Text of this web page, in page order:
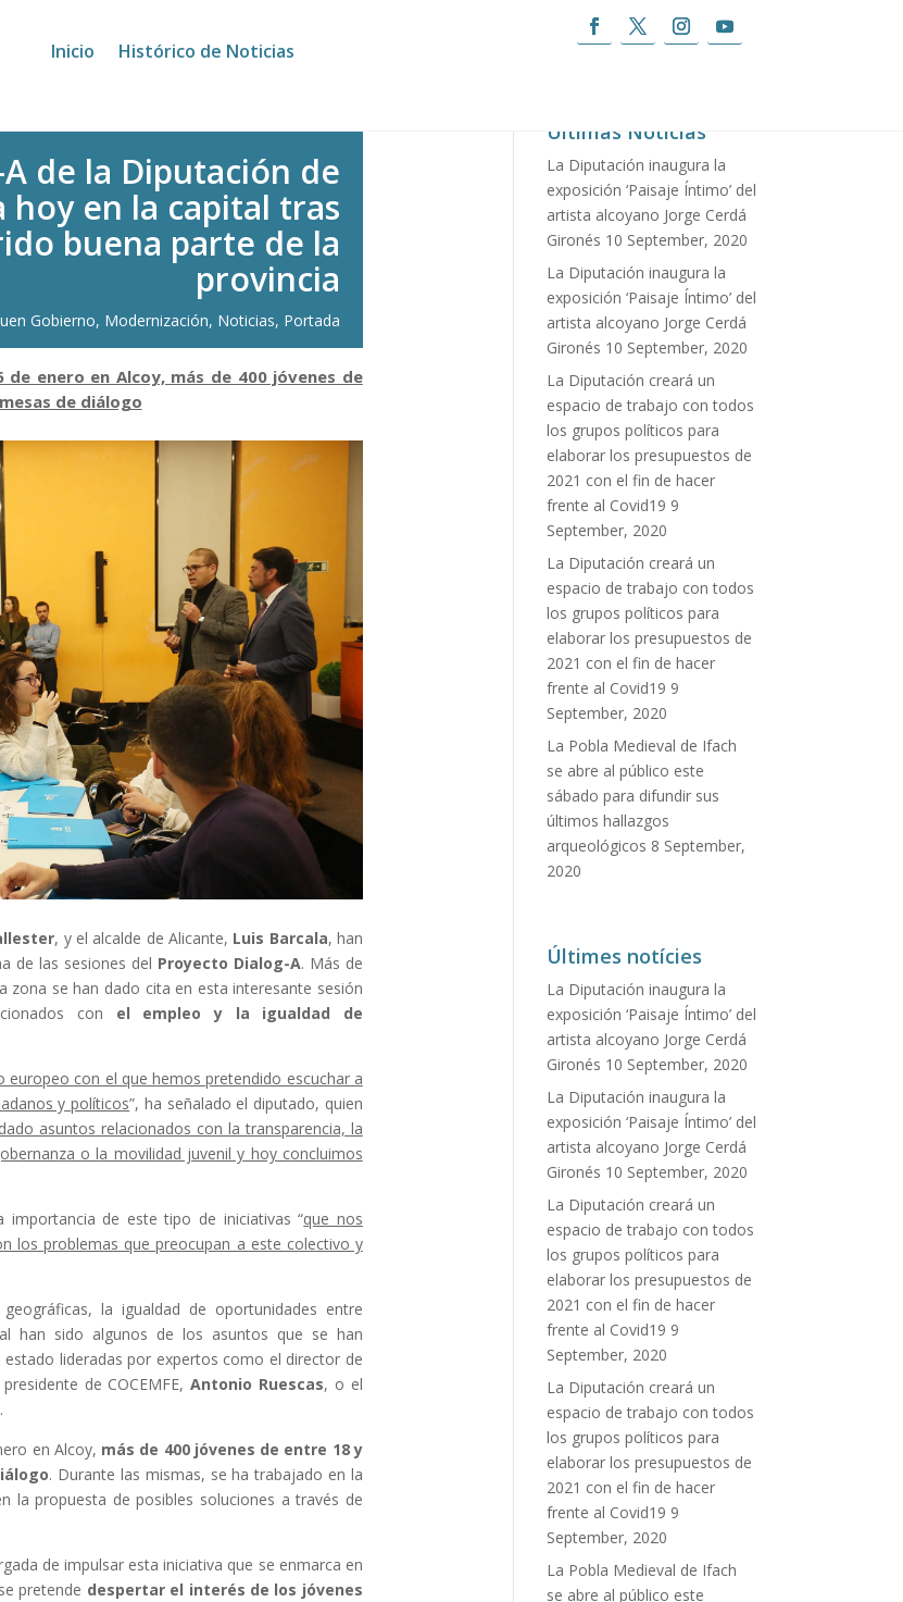
Inicio Histórico de Noticias
de Alicante culmina hoy en la capital tras haber recorrido buena parte de la provincia
de la Diputación de
en la capital tras
buena parte de la
provincia
Gobierno, Modernización, Noticias, Portada
enero en Alcoy, más de 400 jóvenes de
de diálogo
, y el alcalde de Alicante, Luis Barcala, han
de las sesiones del Proyecto Dialog-A. Más de
zona se han dado cita en esta interesante sesión
con el empleo y la igualdad de
con el que hemos pretendido escuchar a
y políticos”, ha señalado el diputado, quien
asuntos relacionados con la transparencia, la
o la movilidad juvenil y hoy concluimos
de este tipo de iniciativas “que nos
los problemas que preocupan a este colectivo y
la igualdad de oportunidades entre
han sido algunos de los asuntos que se han
lideradas por expertos como el director de
de COCEMFE,Antonio Ruescas, o el
.
en Alcoy, más de 400 jóvenes de entre 18 y
. Durante las mismas, se ha trabajado en la
la propuesta de posibles soluciones a través de
de impulsar esta iniciativa que se enmarca en
pretende despertar el interés de los jóvenes
Últimas Noticias
La Diputación inaugura la
exposición ‘Paisaje Íntimo’ del
artista alcoyano Jorge Cerdá
Gironés 10 September, 2020
La Diputación inaugura la
exposición ‘Paisaje Íntimo’ del
artista alcoyano Jorge Cerdá
Gironés 10 September, 2020
La Diputación creará un
espacio de trabajo con todos
los grupos políticos para
elaborar los presupuestos de
2021 con el fin de hacer
frente al Covid19 9
September, 2020
La Diputación creará un
espacio de trabajo con todos
los grupos políticos para
elaborar los presupuestos de
2021 con el fin de hacer
frente al Covid19 9
September, 2020
La Pobla Medieval de Ifach
se abre al público este
sábado para difundir sus
últimos hallazgos
arqueológicos 8 September,
2020
Últimes notícies
La Diputación inaugura la
exposición ‘Paisaje Íntimo’ del
artista alcoyano Jorge Cerdá
Gironés 10 September, 2020
La Diputación inaugura la
exposición ‘Paisaje Íntimo’ del
artista alcoyano Jorge Cerdá
Gironés 10 September, 2020
La Diputación creará un
espacio de trabajo con todos
los grupos políticos para
elaborar los presupuestos de
2021 con el fin de hacer
frente al Covid19 9
September, 2020
La Diputación creará un
espacio de trabajo con todos
los grupos políticos para
elaborar los presupuestos de
2021 con el fin de hacer
frente al Covid19 9
September, 2020
La Pobla Medieval de Ifach
se abre al público este